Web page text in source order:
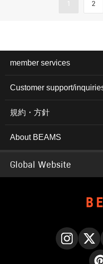
1 2
member services
Customer support/
規約・方針
About BEAMS
Global Website